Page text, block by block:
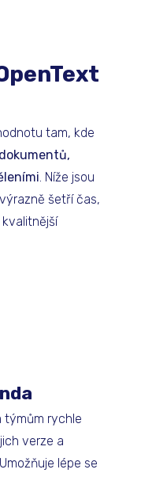
tam, kde
. Níže jsou
šetří čas,
týmům rychle
verze a
lépe se